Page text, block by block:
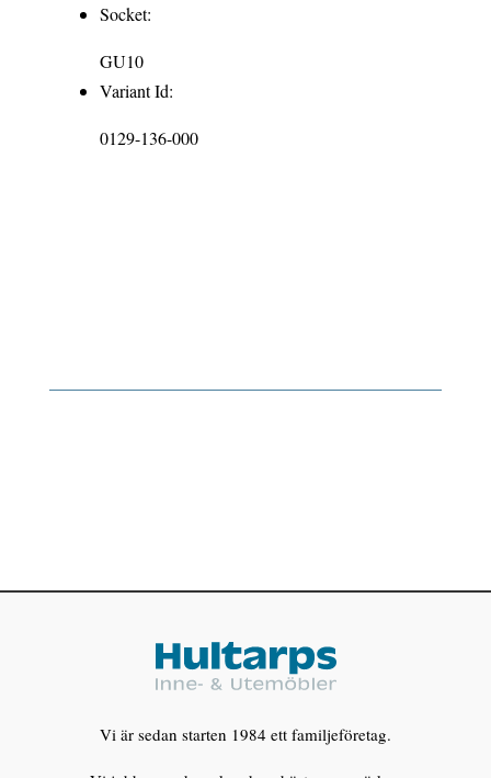
Socket:
GU10
Variant Id:
0129-136-000
Vi är sedan starten 1984 ett familjeföretag.